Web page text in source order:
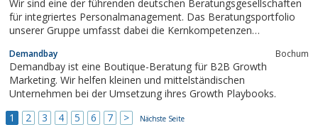
Team von I.e.P. ist Ihr erfahrener...
Wir sind eine der führenden deutschen Beratungsgesellschaften
für integriertes Personalmanagement. Das Beratungsportfolio
unserer Gruppe umfasst dabei die Kernkompetenzen
Bereichen - in denen wir über eine außerordentlich hohe
Kompetenz verfügen - unterstützen wir Unternehmen...
Demandbay Bochum
Demandbay ist eine Boutique-Beratung für B2B Growth
Marketing. Wir helfen kleinen und mittelständischen
Unternehmen bei der Umsetzung ihres Growth Playbooks.
1
2 3 4 5 6 7 > Nächste Seite